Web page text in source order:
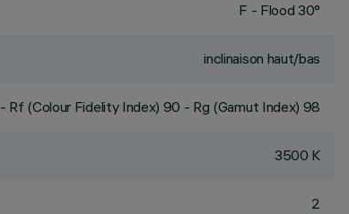
F - Flood 30°
inclinaison haut/bas
- Rf (Colour Fidelity Index) 90 - Rg (Gamut Index) 98
3500 K
2